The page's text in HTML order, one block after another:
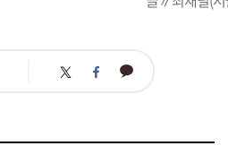
트 페 카